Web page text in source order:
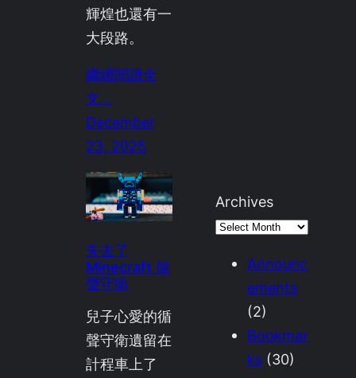
輝煌也還有一
大段路。
繼續閱讀全
文…
December
23, 2025
失去了
Minecraft 循
聲守衛
兒子心愛的循
聲守衛遺留在
計程車上了
Archives
Announc
ements
(2)
Bookmar
ks(30)